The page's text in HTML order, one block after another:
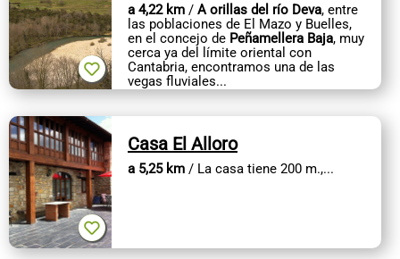
a 4,22 km / A orillas del río Deva, entre
las poblaciones de El Mazo y Buelles,
en el concejo de Peñamellera Baja, muy
cerca ya del límite oriental con
Cantabria, encontramos una de las
vegas fluviales...
Casa El Alloro
a 5,25 km / La casa tiene 200 m.,...